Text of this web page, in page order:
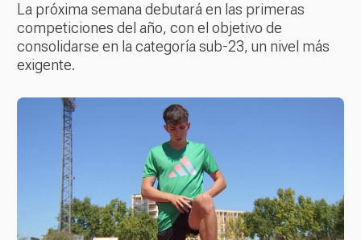
La próxima semana debutará en las primeras
competiciones del año, con el objetivo de
consolidarse en la categoría sub-23, un nivel más
exigente.